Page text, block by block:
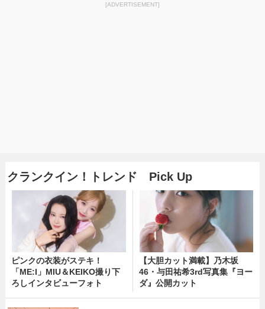
[ADVERTISEMENT]
クランクイン！トレンド Pick Up
ピンクの衣装がステキ！
「ME:I」MIU＆KEIKO撮り下
ろしインタビューフォト
【大胆カット満載】乃木坂
46・与田祐希3rd写真集『ヨー
ダ』公開カット